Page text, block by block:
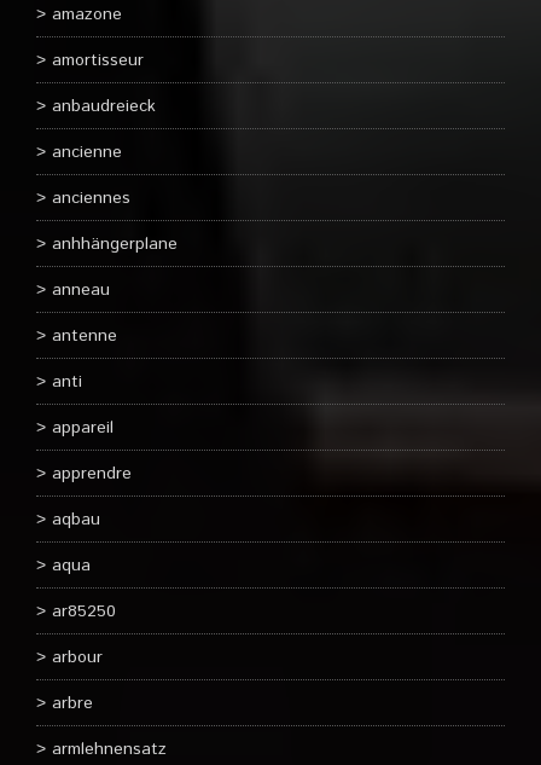
amazone
amortisseur
anbaudreieck
ancienne
anciennes
anhhängerplane
anneau
antenne
anti
appareil
apprendre
aqbau
aqua
ar85250
arbour
arbre
armlehnensatz